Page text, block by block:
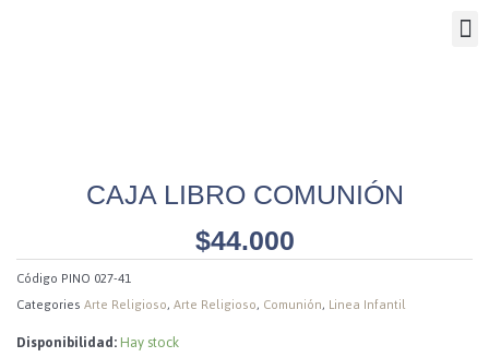
CAJA LIBRO COMUNIÓN
$44.000
Código PINO 027-41
CategoriesArte Religioso,Arte Religioso, Comunión, Linea Infantil
Disponibilidad:Hay stock